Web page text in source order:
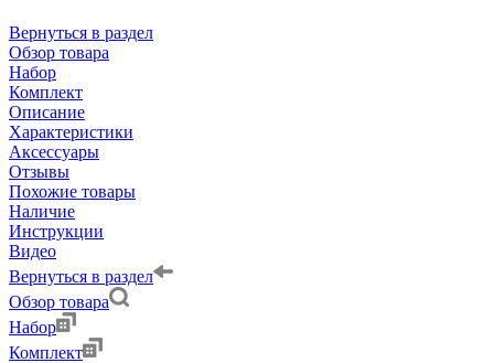
Вернуться в раздел
Обзор товара
Набор
Комплект
Описание
Характеристики
Аксессуары
Отзывы
Похожие товары
Наличие
Инструкции
Видео
Вернуться в раздел
Обзор товара
Набор
Комплект